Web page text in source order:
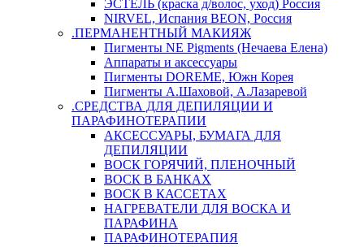
ЭСТЕЛЬ (краска д/волос, уход) Россия
NIRVEL, Испания BEON, Россия
.ПЕРМАНЕНТНЫЙ МАКИЯЖ
Пигменты NE Pigments (Нечаева Елена)
Аппараты и аксессуары
Пигменты DOREME, Южн Корея
Пигменты А.Шаховой, А.Лазаревой
.СРЕДСТВА ДЛЯ ДЕПИЛЯЦИИ И
ПАРАФИНОТЕРАПИИ
АКСЕССУАРЫ, БУМАГА ДЛЯ
ДЕПИЛЯЦИИ
ВОСК ГОРЯЧИЙ, ПЛЕНОЧНЫЙ
ВОСК В БАНКАХ
ВОСК В КАССЕТАХ
НАГРЕВАТЕЛИ ДЛЯ ВОСКА И
ПАРАФИНА
ПАРАФИНОТЕРАПИЯ